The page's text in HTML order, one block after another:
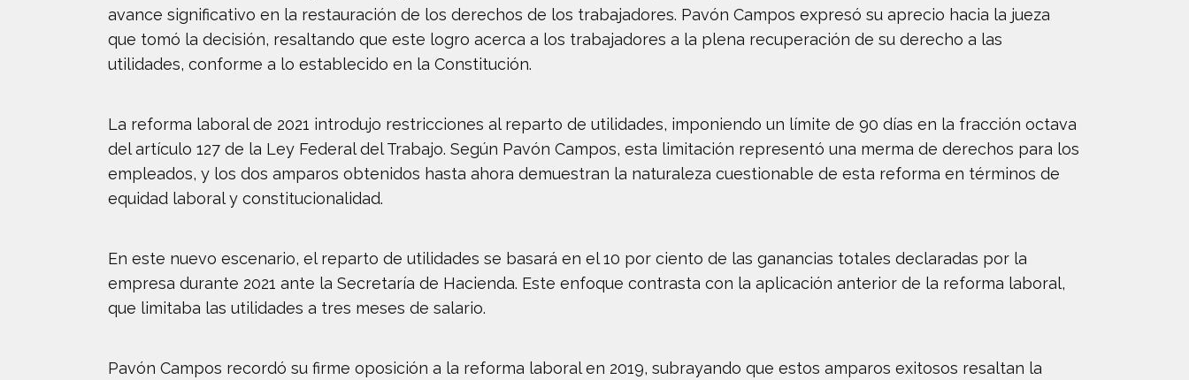
avance significativo en la restauración de los derechos de los trabajadores. Pavón Campos expresó su aprecio hacia la jueza
que tomó la decisión, resaltando que este logro acerca a los trabajadores a la plena recuperación de su derecho a las
utilidades, conforme a lo establecido en la Constitución.
La reforma laboral de 2021 introdujo restricciones al reparto de utilidades, imponiendo un límite de 90 días en la fracción octava
del artículo 127 de la Ley Federal del Trabajo. Según Pavón Campos, esta limitación representó una merma de derechos para los
empleados, y los dos amparos obtenidos hasta ahora demuestran la naturaleza cuestionable de esta reforma en términos de
equidad laboral y constitucionalidad.
En este nuevo escenario, el reparto de utilidades se basará en el 10 por ciento de las ganancias totales declaradas por la
empresa durante 2021 ante la Secretaría de Hacienda. Este enfoque contrasta con la aplicación anterior de la reforma laboral,
que limitaba las utilidades a tres meses de salario.
Pavón Campos recordó su firme oposición a la reforma laboral en 2019, subrayando que estos amparos exitosos resaltan la